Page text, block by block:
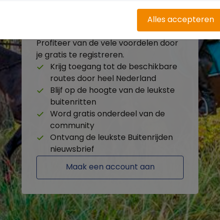
Heb je nog geen account?
Profiteer van de vele voordelen door
je gratis te registreren.
Krijg toegang tot de beschikbare
routes door heel Nederland
Blijf op de hoogte van de leukste
buitenritten
Word gratis onderdeel van de
community
Ontvang de leukste Buitenrijden
nieuwsbrief
Maak een account aan
Alles accepteren